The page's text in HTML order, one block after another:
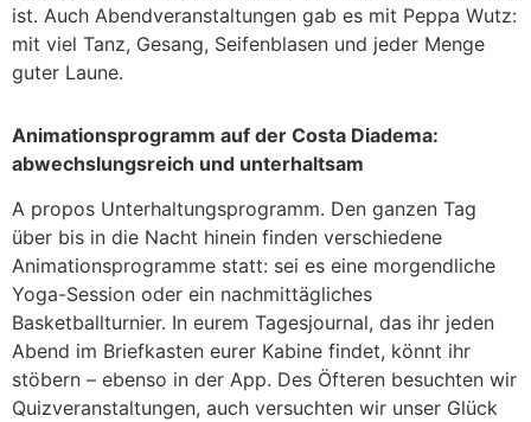
ist. Auch Abendveranstaltungen gab es mit Peppa Wutz:
mit viel Tanz, Gesang, Seifenblasen und jeder Menge
guter Laune.
Animationsprogramm auf der Costa Diadema:
abwechslungsreich und unterhaltsam
A propos Unterhaltungsprogramm. Den ganzen Tag
über bis in die Nacht hinein finden verschiedene
Animationsprogramme statt: sei es eine morgendliche
Yoga-Session oder ein nachmittägliches
Basketballturnier. In eurem Tagesjournal, das ihr jeden
Abend im Briefkasten eurer Kabine findet, könnt ihr
stöbern – ebenso in der App. Des Öfteren besuchten wir
Quizveranstaltungen, auch versuchten wir unser Glück